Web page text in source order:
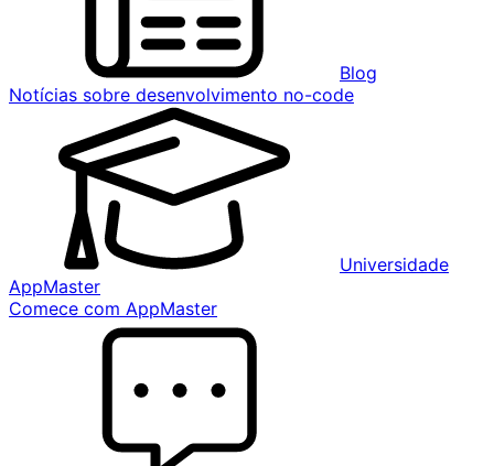
Blog
Notícias sobre desenvolvimento no-code
Universidade
AppMaster
Comece com AppMaster